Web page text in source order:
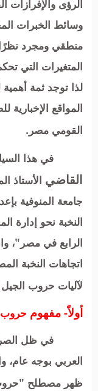
الرؤى والإفرازات
وسائط الخبرات
منطقي ومجرد نظرًا
المتغيرات التي
لذا توجد ثمة
المواقع
القومي مصر.
في هذا
القاضي الأستاذ
جامعة المنوفية
النخبة نحو إدارة
الرابع في مصر"،
اتجاهات النخبة
لآليات حروب
أولاً- مفهوم حروب
في ظل
العربي بوجه
ظهر مصطلح "حروب